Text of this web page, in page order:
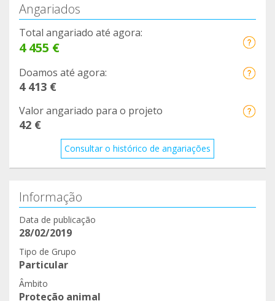
Angariados
Total angariado até agora:
4 455 €
Doamos até agora:
4 413 €
Valor angariado para o projeto
42 €
Consultar o histórico de angariações
Informação
Data de publicação
28/02/2019
Tipo de Grupo
Particular
Âmbito
Proteção animal